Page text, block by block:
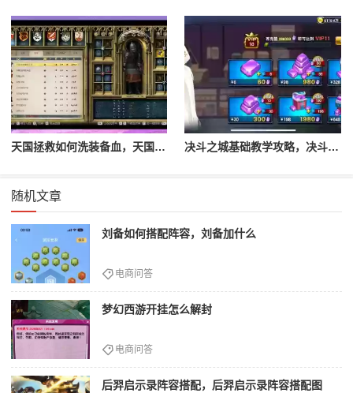
天国拯救如何洗装备血，天国拯救怎么洗衣服 决斗之城基础教学攻略，决斗之城教学攻略2111
随机文章
刘备如何搭配阵容，刘备加什么
电商问答
梦幻西游开挂怎么解封
电商问答
后羿启示录阵容搭配，后羿启示录阵容搭配图